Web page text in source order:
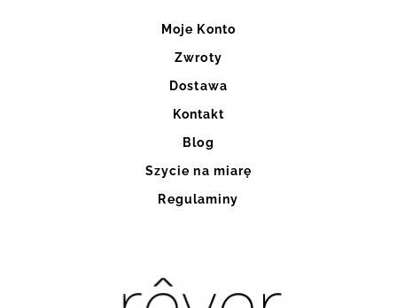
Moje Konto
Zwroty
Dostawa
Kontakt
Blog
Szycie na miarę
Regulaminy